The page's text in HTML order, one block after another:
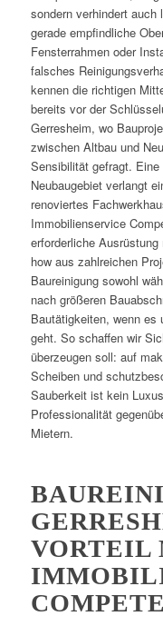
sondern verhindert auch
gerade empfindliche
Fensterrahmen oder
falsches
kennen die richtigen
bereits vor der
Gerresheim, wo
zwischen Altbau und
Sensibilität gefragt. Eine
Neubaugebiet verlangt
renoviertes
Immobilienservice
erforderliche
how aus zahlreichen
Baureinigung sowohl
nach größeren
Bautätigkeiten, wenn es
geht. So schaffen wir
überzeugen soll: auf
Scheiben und
Sauberkeit ist kein
Professionalität
Mietern.
VORTEIL